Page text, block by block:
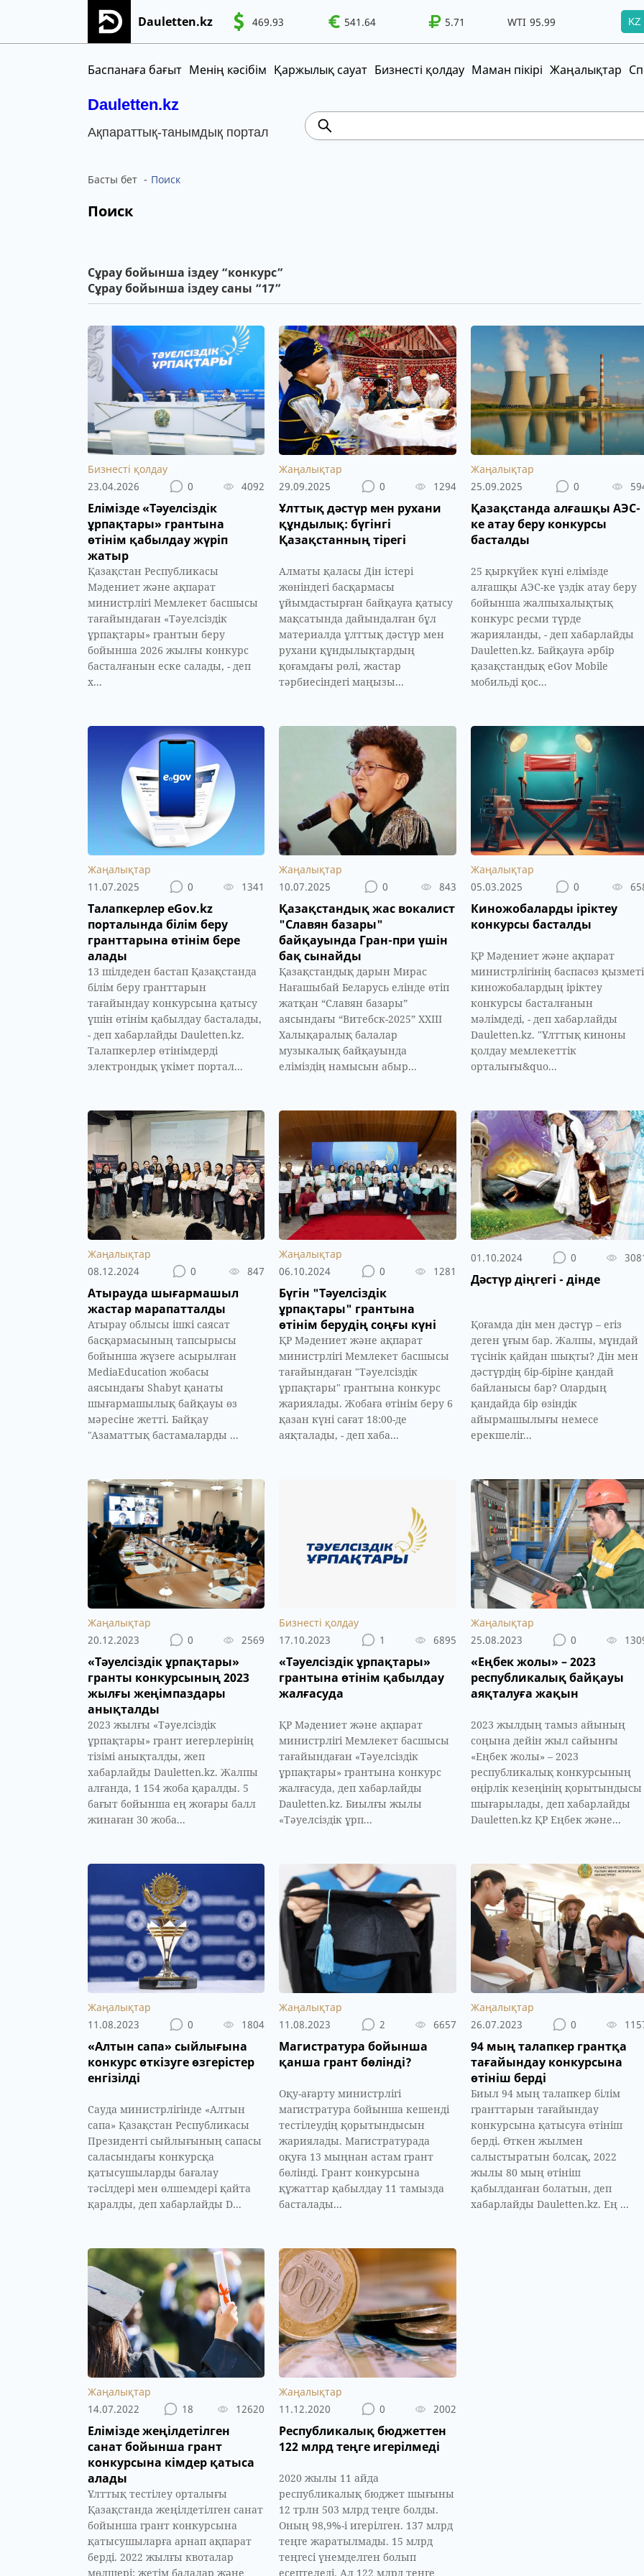
Dauletten.kz 469.93 541.64 5.71
95.99 Brent 100.41 WTI Brent 100.41 KZ
Баспанаға бағыт Менің кәсібім Қаржылық сауат Бизнесті қолдау Маман пікірі Жаңалықтар
Dauletten.kz
Ақпараттық-танымдық портал
Сіздің өтінішіңіз сәтті жіберілді, Рақмет!
Басты бет Поиск
Поиск
Сұрау бойынша іздеу “конкурс”
Сұрау бойынша іздеу саны “17”
Бизнесті қолдау
23.04.2026
0 4092
Елімізде «Тәуелсіздік
ұрпақтары» грантына
өтінім қабылдау жүріп
жатыр
Қазақстан Республикасы
Мәдениет және ақпарат
министрлігі Мемлекет басшысы
тағайындаған «Тәуелсіздік
ұрпақтары» грантын беру
бойынша 2026 жылғы конкурс
басталғанын еске салады, - деп
х...
Жаңалықтар
29.09.2025
0 1294
Ұлттық дәстүр мен рухани
құндылық: бүгінгі
Қазақстанның тірегі
Алматы қаласы Дін істері
жөніндегі басқармасы
ұйымдастырған байқауға қатысу
мақсатында дайындалған бұл
материалда ұлттық дәстүр мен
рухани құндылықтардың
қоғамдағы рөлі, жастар
тәрбиесіндегі маңызы...
Жаңалықтар
25.09.2025
0
Қазақстанда алғашқы АЭС-
ке атау беру конкурсы
басталды
25 қыркүйек күні елімізде
алғашқы АЭС-ке үздік атау беру
бойынша жалпыхалықтық
конкурс ресми түрде
жарияланды, - деп хабарлайды
Dauletten.kz. Байқауға әрбір
қазақстандық eGov Mobile
мобильді қос...
Жаңалықтар
11.07.2025
0 1341
Талапкерлер eGov.kz
порталында білім беру
гранттарына өтінім бере
алады
13 шілдеден бастап Қазақстанда
білім беру гранттарын
тағайындау конкурсына қатысу
үшін өтінім қабылдау басталады,
- деп хабарлайды Dauletten.kz.
Талапкерлер өтінімдерді
электрондық үкімет портал...
Жаңалықтар
10.07.2025
0 843
Қазақстандық жас вокалист
"Славян базары"
байқауында Гран-при үшін
бақ сынайды
Қазақстандық дарын Мирас
Нағашыбай Беларусь елінде өтіп
жатқан “Славян базары”
аясындағы “Витебск-2025” XXIII
Халықаралық балалар
музыкалық байқауында
еліміздің намысын абыр...
Жаңалықтар
05.03.2025
0
Киножобаларды іріктеу
конкурсы басталды
ҚР Мәдениет және ақпарат
министрлігінің баспасөз қызметі
киножобалардың іріктеу
конкурсы басталғанын
мәлімдеді, - деп хабарлайды
Dauletten.kz. "Ұлттық киноны
қолдау мемлекеттік
орталығы&quo...
Жаңалықтар
08.12.2024
0 847
Атырауда шығармашыл
жастар марапатталды
Атырау облысы ішкі саясат
басқармасының тапсырысы
бойынша жүзеге асырылған
MediaEducation жобасы
аясындағы Shabyt қанаты
шығармашылық байқауы өз
мәресіне жетті. Байқау
"Азаматтық бастамаларды ...
Жаңалықтар
06.10.2024
0 1281
Бүгін "Тәуелсіздік
ұрпақтары" грантына
өтінім берудің соңғы күні
ҚР Мәдениет және ақпарат
министрлігі Мемлекет басшысы
тағайындаған "Тәуелсіздік
ұрпақтары" грантына конкурс
жариялады. Жобаға өтінім беру 6
қазан күні сағат 18:00-де
аяқталады, - деп хаба...
01.10.2024 0
Дәстүр діңгегі - дінде
Қоғамда дін мен дәстүр – егіз
деген ұғым бар. Жалпы, мұндай
түсінік қайдан шықты? Дін мен
дәстүрдің бір-біріне қандай
байланысы бар? Олардың
қандайда бір өзіндік
айырмашылығы немесе
ерекшеліг...
Жаңалықтар
20.12.2023
0 2569
«Тәуелсіздік ұрпақтары»
гранты конкурсының 2023
жылғы жеңімпаздары
анықталды
2023 жылғы «Тәуелсіздік
ұрпақтары» грант иегерлерінің
тізімі анықталды, жеп
хабарлайды Dauletten.kz. Жалпы
алғанда, 1 154 жоба қаралды. 5
бағыт бойынша ең жоғары балл
жинаған 30 жоба...
Бизнесті қолдау
17.10.2023
1 6895
«Тәуелсіздік ұрпақтары»
грантына өтінім қабылдау
жалғасуда
ҚР Мәдениет және ақпарат
министрлігі Мемлекет басшысы
тағайындаған «Тәуелсіздік
ұрпақтары» грантына конкурс
жалғасуда, деп хабарлайды
Dauletten.kz. Биылғы жылы
«Тәуелсіздік ұрп...
Жаңалықтар
25.08.2023
0
«Еңбек жолы» – 2023
республикалық байқауы
аяқталуға жақын
2023 жылдың тамыз айының
соңына дейін жыл сайынғы
«Еңбек жолы» – 2023
республикалық конкурсының
өңірлік кезеңінің қорытындысы
шығарылады, деп хабарлайды
Dauletten.kz ҚР Еңбек және...
Жаңалықтар
11.08.2023
0 1804
«Алтын сапа» сыйлығына
конкурс өткізуге өзгерістер
енгізілді
Сауда министрлігінде «Алтын
сапа» Қазақстан Республикасы
Президенті сыйлығының сапасы
саласындағы конкурсқа
қатысушыларды бағалау
тәсілдері мен өлшемдері қайта
қаралды, деп хабарлайды D...
Жаңалықтар
11.08.2023
2 6657
Магистратура бойынша
қанша грант бөлінді?
Оқу-ағарту министрлігі
магистратура бойынша кешенді
тестілеудің қорытындысын
жариялады. Магистратурада
оқуға 13 мыңнан астам грант
бөлінді. Грант конкурсына
құжаттар қабылдау 11 тамызда
басталады...
Жаңалықтар
26.07.2023
0
94 мың талапкер грантқа
тағайындау конкурсына
өтініш берді
Биыл 94 мың талапкер білім
гранттарын тағайындау
конкурсына қатысуға өтініш
берді. Өткен жылмен
салыстыратын болсақ, 2022
жылы 80 мың өтініш
қабылданған болатын, деп
хабарлайды Dauletten.kz. Ең ...
Жаңалықтар
14.07.2022
18 12620
Елімізде жеңілдетілген
санат бойынша грант
конкурсына кімдер қатыса
алады
Ұлттық тестілеу орталығы
Қазақстанда жеңілдетілген санат
бойынша грант конкурсына
қатысушыларға арнап ақпарат
берді. 2022 жылғы квоталар
мөлшері: жетім балалар және
Жаңалықтар
11.12.2020
0 2002
Республикалық бюджеттен
122 млрд теңге игерілмеді
2020 жылы 11 айда
республикалық бюджет шығыны
12 трлн 503 млрд теңге болды.
Оның 98,9%-і игерілген. 137 млрд
теңге жаратылмады. 15 млрд
теңгесі үнемделген болып
есептеледі. Ал 122 млрд теңге